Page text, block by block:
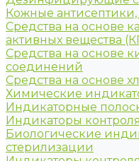
Кожные антисептики,
Средства на основе
активных вещества
Средства на основе
соединений
Средства на основе
Химические
Индикаторные
Индикаторы
Биологические
стерилизации